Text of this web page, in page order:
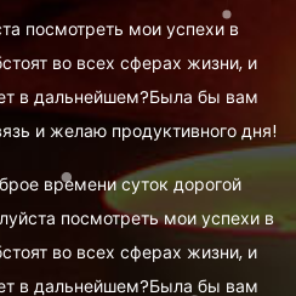
посмотреть мои успехи в
во всех сферах жизни, и
в дальнейшем?Была бы вам
и желаю продуктивного дня!
времени суток дорогой
посмотреть мои успехи в
во всех сферах жизни, и
в дальнейшем?Была бы вам